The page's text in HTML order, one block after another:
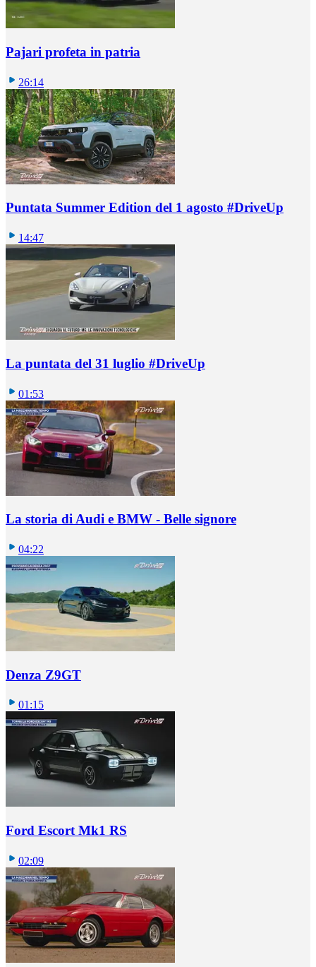
Pajari profeta in patria
26:14
Puntata Summer Edition del 1 agosto #DriveUp
14:47
La puntata del 31 luglio #DriveUp
01:53
La storia di Audi e BMW - Belle signore
04:22
Denza Z9GT
01:15
Ford Escort Mk1 RS
02:09